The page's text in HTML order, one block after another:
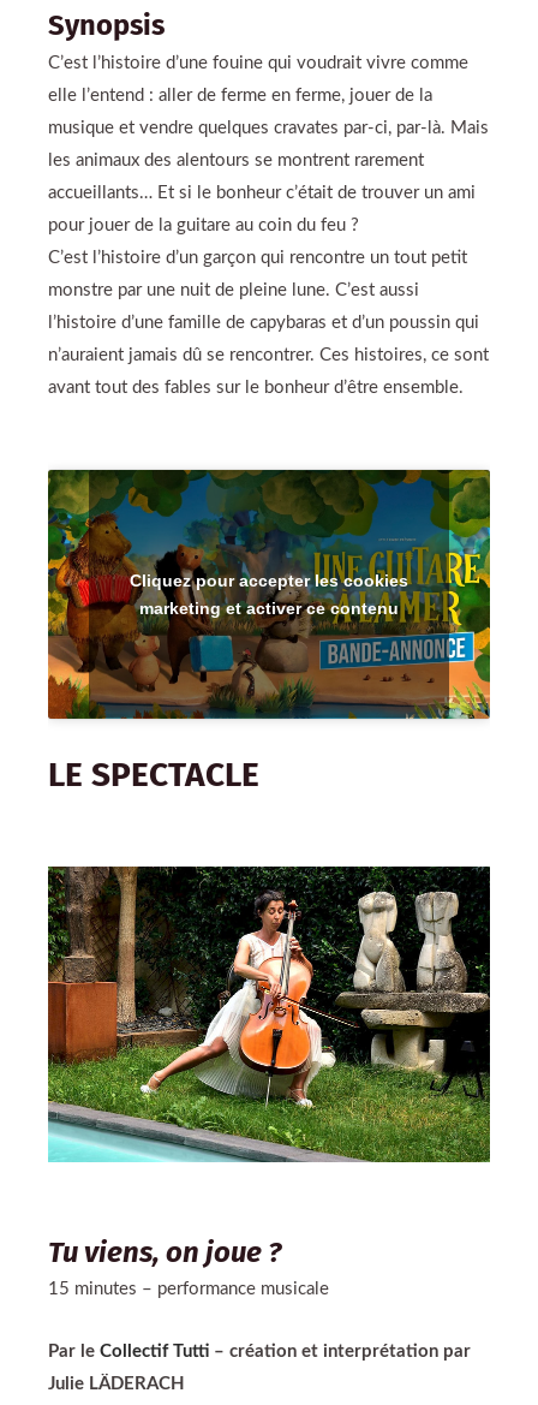
Synopsis
C’est l’histoire d’une fouine qui voudrait vivre comme
elle l’entend : aller de ferme en ferme, jouer de la
musique et vendre quelques cravates par-ci, par-là. Mais
les animaux des alentours se montrent rarement
accueillants… Et si le bonheur c’était de trouver un ami
pour jouer de la guitare au coin du feu ?
C’est l’histoire d’un garçon qui rencontre un tout petit
monstre par une nuit de pleine lune. C’est aussi
l’histoire d’une famille de capybaras et d’un poussin qui
n’auraient jamais dû se rencontrer. Ces histoires, ce sont
avant tout des fables sur le bonheur d’être ensemble.
Cliquez pour accepter les cookies
marketing et activer ce contenu
LE SPECTACLE
Tu viens, on joue ?
15 minutes – performance musicale
Par le Collectif Tutti – création et interprétation par
Julie LÄDERACH